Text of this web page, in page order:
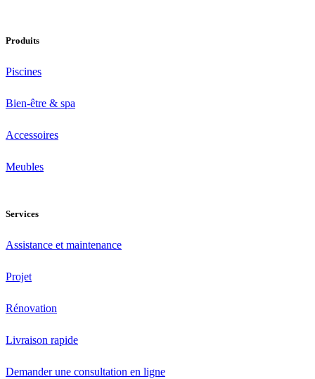
Produits
Piscines
Bien-être & spa
Accessoires
Meubles
Services
Assistance et maintenance
Projet
Rénovation
Livraison rapide
Demander une consultation en ligne